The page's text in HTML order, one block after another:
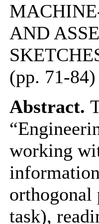
AND
(pp. 71-84)
Abstract.
working
orthogonal
task),